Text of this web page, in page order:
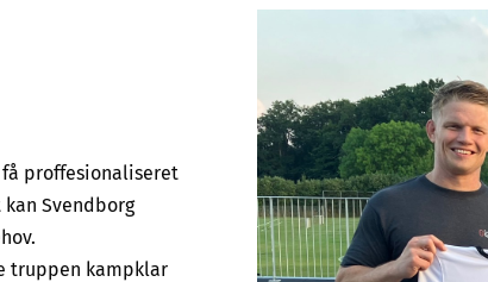
proffesionaliseret
Svendborg
truppen kampklar